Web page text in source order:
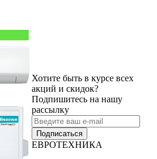
Хотите быть в курсе всех
акций и скидок?
Подпишитесь на нашу
рассылку
Подписаться
ЕВРОТЕХНИКА